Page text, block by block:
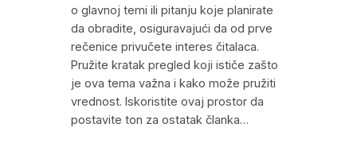
o glavnoj temi ili pitanju koje planirate
da obradite, osiguravajući da od prve
rečenice privučete interes čitalaca.
Pružite kratak pregled koji ističe zašto
je ova tema važna i kako može pružiti
vrednost. Iskoristite ovaj prostor da
postavite ton za ostatak članka…